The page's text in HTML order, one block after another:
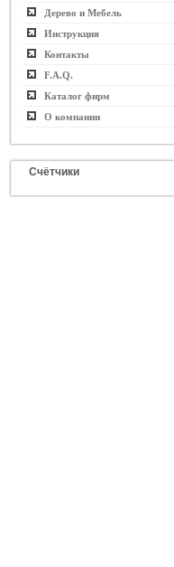
Дерево и Мебель
Инструкция
Контакты
F.A.Q.
Каталог фирм
О компании
Счётчики